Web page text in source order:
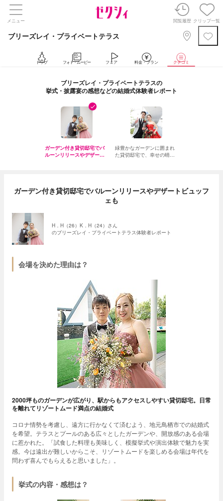
メニュー 閲覧履歴 クリップ一覧
ブリーズレイ・プライベートテラス
トップ フォト・ムービー フェア 料金・プラン クチコミ
ブリーズレイ・プライベートテラスの
挙式・披露宴の感想などの結婚式体験者レポート
ガーデン付き貸切邸宅でバ
ルーンリリースやデザート
緑豊かなガーデンに囲まれ
た貸切邸宅で、幸せの晴れ
ガーデン付き貸切邸宅でバルーンリリースやデザートビュッフ
ェも
H．H（26）K．H（24）さん
のブリーズレイ・プライベートテラス体験者レポート
会場を決めた理由は？
2000坪ものガーデンが広がり、駅からもアクセスしやすい貸切邸宅。日常
を離れてリゾートムード満点の結婚式
コロナ情勢を考慮し、遠方に行かなくて済むよう、地元鳥栖市での結婚式
を希望。テラスとプールのある広々としたガーデンや、開放感のある会場
に惹かれた。「試食した料理も美味しく、模擬挙式や演出体験で魅力を実
感。今は遠出が難しいからこそ、リゾートムードを楽しめる会場は年代を
問わず喜んでもらえると思いました」。
挙式の内容・感想は？